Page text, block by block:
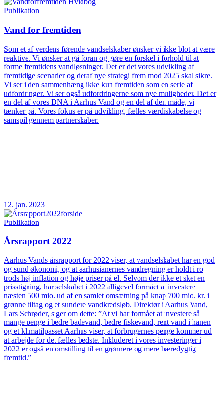
Publikation
Vand for fremtiden
Som et af verdens førende vandselskaber ønsker vi ikke blot at være
reaktive. Vi ønsker at gå foran og gøre en forskel i forhold til at
forme fremtidens vandløsninger. Det er det vores udvikling af
fremtidige scenarier og deraf nye strategi frem mod 2025 skal sikre.
Vi ser i den sammenhæng ikke kun fremtiden som en serie af
udfordringer. Vi ser også udfordringerne som nye muligheder. Det er
en del af vores DNA i Aarhus Vand og en del af den måde, vi
tænker på. Vores fokus er på udvikling, fælles værdiskabelse og
samspil gennem partnerskaber.
12. jan. 2023
Publikation
Årsrapport 2022
Aarhus Vands årsrapport for 2022 viser, at vandselskabet har en god
og sund økonomi, og at aarhusianernes vandregning er holdt i ro
trods høj inflation og høje priser på el. Selvom der ikke et sket en
prisstigning, har selskabet i 2022 alligevel formået at investere
næsten 500 mio. ud af en samlet omsætning på knap 700 mio. kr. i
grønne tiltag og et sundere vandkredsløb. Direktør i Aarhus Vand,
Lars Schrøder, siger om dette: ”At vi har formået at investere så
mange penge i bedre badevand, bedre fiskevand, rent vand i hanen
og et klimatilpasset Aarhus viser, at forbrugernes penge kommer ud
at arbejde for det fælles bedste. Inkluderet i vores investeringer i
2022 er også en omstilling til en grønnere og mere bæredygtig
fremtid.”